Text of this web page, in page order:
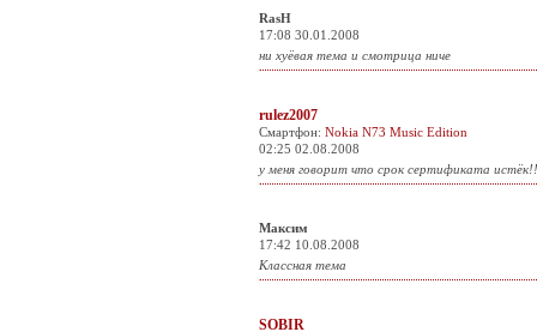
RasH
17:08 30.01.2008
ни хуёвая тема и смотрица ниче
rulez2007
Смартфон: Nokia N73 Music Edition
02:25 02.08.2008
у меня говорит что срок сертификата
Максим
17:42 10.08.2008
Классная тема
SOBIR